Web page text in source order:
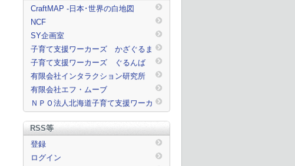
CraftMAP -日本･世界の白地図
NCF
SY企画室
子育て支援ワーカーズ かざぐるま
子育て支援ワーカーズ ぐるんば
有限会社インタラクション研究所
有限会社エフ・ムーブ
ＮＰＯ法人北海道子育て支援ワーカ
RSS等
登録
ログイン